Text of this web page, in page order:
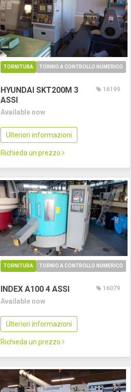
TORNITURA TORNIO A CONTROLLO NUMERICO
HYUNDAI SKT200M 3
ASSI
16199
Available now
Ulteriori informazioni
Richieda un prezzo
TORNITURA TORNIO A CONTROLLO NUMERICO
INDEX A100 4 ASSI 16079
Available now
Ulteriori informazioni
Richieda un prezzo